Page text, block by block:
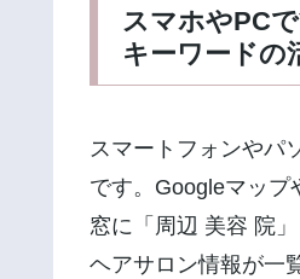
スマホやPC
キーワードの
スマートフォンやパ
です。Googleマップ
窓に「周辺 美容 院
ヘアサロン情報が一